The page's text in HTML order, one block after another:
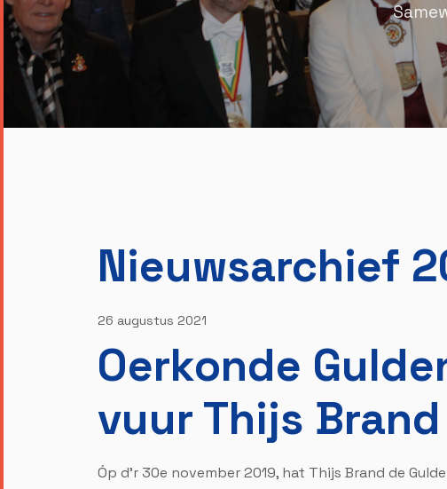
Nieuwsarchief
26 augustus 2021
Oerkonde
vuur Thijs Brand
Óp d'r 30e november 2019, hat Thijs Brand de